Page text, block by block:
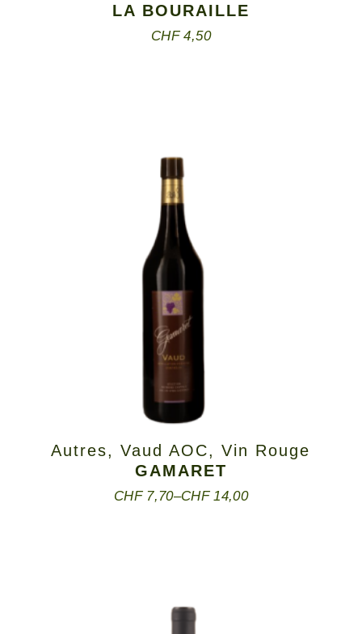
LA BOURAILLE
CHF4,50
Autres,Vaud AOC,Vin Rouge
GAMARET
CHF7,70–CHF14,00